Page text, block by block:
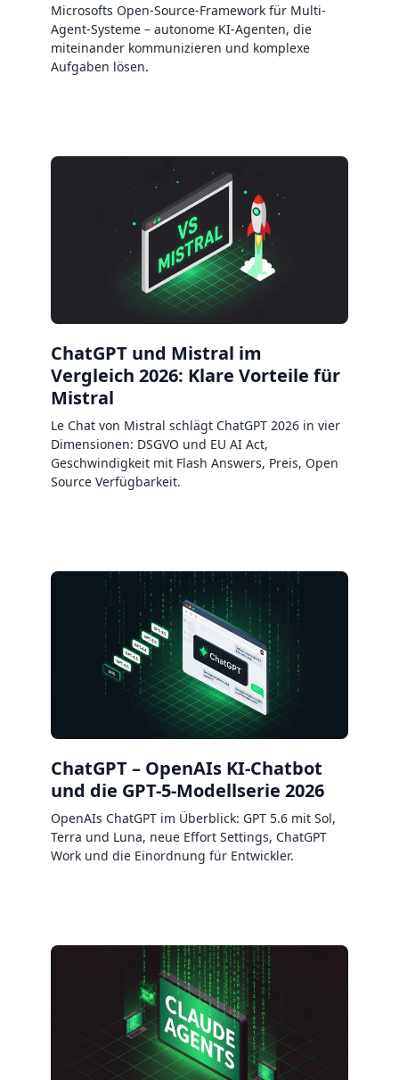
Microsofts Open-Source-Framework für Multi-
Agent-Systeme – autonome KI-Agenten, die
miteinander kommunizieren und komplexe
Aufgaben lösen.
ChatGPT und Mistral im
Vergleich 2026: Klare Vorteile für
Mistral
Le Chat von Mistral schlägt ChatGPT 2026 in vier
Dimensionen: DSGVO und EU AI Act,
Geschwindigkeit mit Flash Answers, Preis, Open
Source Verfügbarkeit.
ChatGPT – OpenAIs KI-Chatbot
und die GPT-5-Modellserie 2026
OpenAIs ChatGPT im Überblick: GPT 5.6 mit Sol,
Terra und Luna, neue Effort Settings, ChatGPT
Work und die Einordnung für Entwickler.